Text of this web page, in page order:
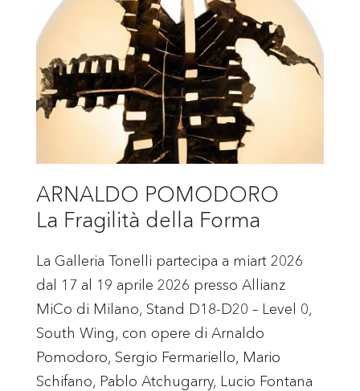
ARNALDO POMODORO
La Fragilità della Forma
La Galleria Tonelli partecipa a miart 2026
dal 17 al 19 aprile 2026 presso Allianz
MiCo di Milano, Stand D18-D20 – Level 0,
South Wing, con opere di Arnaldo
Pomodoro, Sergio Fermariello, Mario
Schifano, Pablo Atchugarry, Lucio Fontana